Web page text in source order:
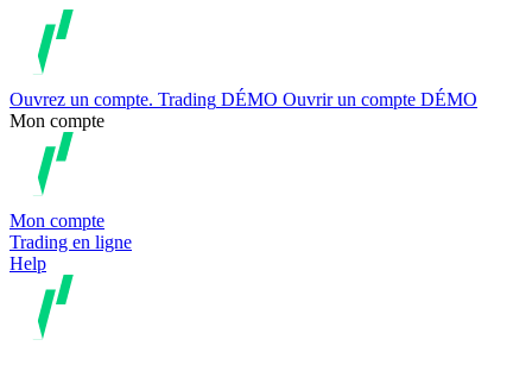
Ouvrez un compte. Trading DÉMO Ouvrir un compte DÉMO
Mon compte
Mon compte
Trading en ligne
Help